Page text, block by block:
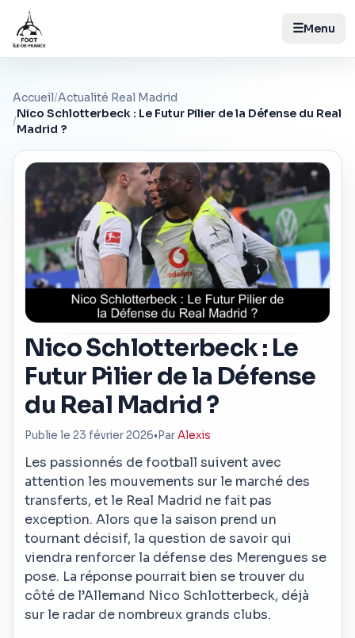
☰Menu
Accueil/Actualité Real Madrid
/
Nico Schlotterbeck : Le Futur Pilier de la Défense du Real
Madrid ?
Nico Schlotterbeck : Le
Futur Pilier de la Défense
du Real Madrid ?
Publie le 23 février 2026• ParAlexis
Les passionnés de football suivent avec
attention les mouvements sur le marché des
transferts, et le Real Madrid ne fait pas
exception. Alors que la saison prend un
tournant décisif, la question de savoir qui
viendra renforcer la défense des Merengues se
pose. La réponse pourrait bien se trouver du
côté de l’Allemand Nico Schlotterbeck, déjà
sur le radar de nombreux grands clubs.